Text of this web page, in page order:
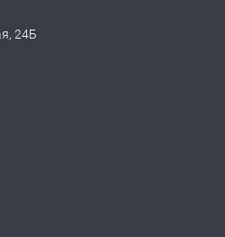
24Б